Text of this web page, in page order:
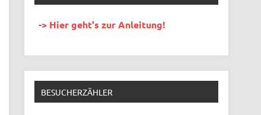
-> Hier geht's zur Anleitung!
BESUCHERZÄHLER